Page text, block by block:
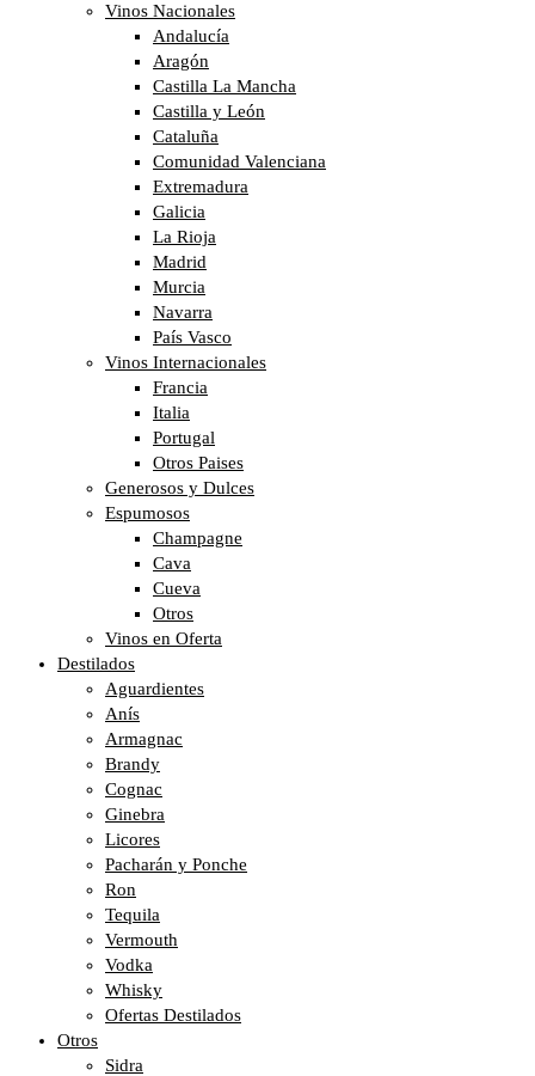
Vinos Nacionales
Andalucía
Aragón
Castilla La Mancha
Castilla y León
Cataluña
Comunidad Valenciana
Extremadura
Galicia
La Rioja
Madrid
Murcia
Navarra
País Vasco
Vinos Internacionales
Francia
Italia
Portugal
Otros Paises
Generosos y Dulces
Espumosos
Champagne
Cava
Cueva
Otros
Vinos en Oferta
Destilados
Aguardientes
Anís
Armagnac
Brandy
Cognac
Ginebra
Licores
Pacharán y Ponche
Ron
Tequila
Vermouth
Vodka
Whisky
Ofertas Destilados
Otros
Sidra